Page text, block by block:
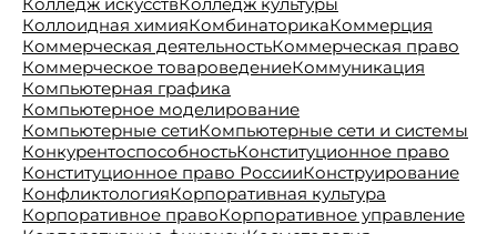
Коллоидная химияКомбинаторикаКоммерция
Коммерческая деятельностьКоммерческая право
Коммерческое товароведениеКоммуникация
Компьютерная графика
Компьютерное моделирование
Компьютерные сетиКомпьютерные сети и системы
КонкурентоспособностьКонституционное право
Конституционное право РоссииКонструирование
КонфликтологияКорпоративная культура
Корпоративное правоКорпоративное управление